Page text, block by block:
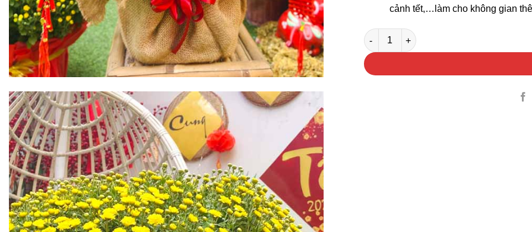
cảnh tết,…làm cho không gian
Hoa Cúc Mâm Xôi Gói Vải Bố số lượng